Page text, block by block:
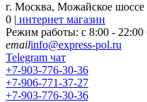
г. Москва, Можайское шоссе
0 | интернет магазин
Режим работы: с 8:00 - 22:00
emailinfo@express-pol.ru
Telegram чат
+7-903-776-30-36
+7-906-771-37-27
+7-903-776-30-36